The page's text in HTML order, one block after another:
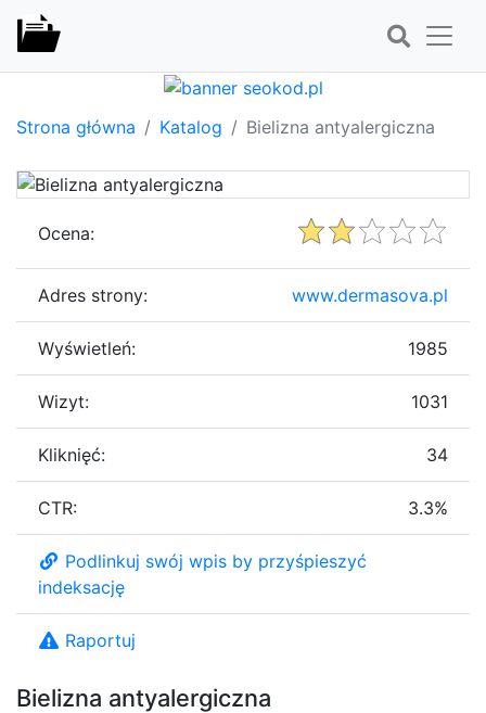
Strona główna Katalog Bielizna antyalergiczna
Bielizna antyalergiczna
Ocena:
Adres strony: www.dermasova.pl
Wyświetleń: 1985
Wizyt: 1031
Kliknięć: 34
CTR: 3.3%
Podlinkuj swój wpis by przyśpieszyć
indeksację
Raportuj